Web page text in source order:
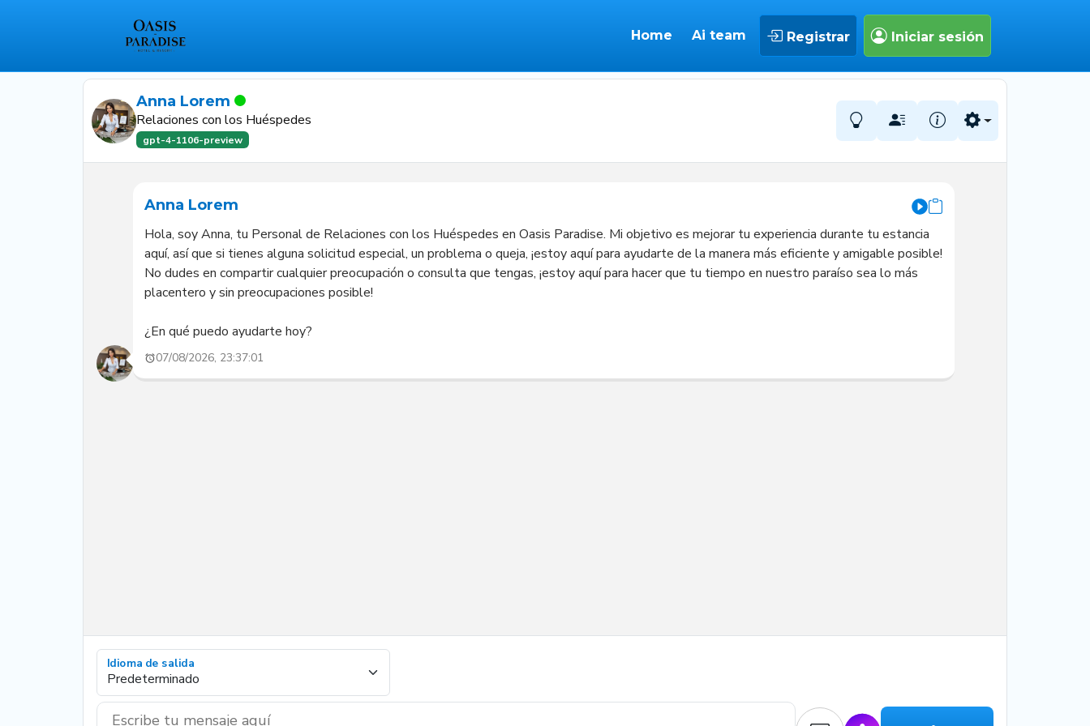
Home Ai team Registrar Iniciar sesión
Anna Lorem
Relaciones con los Huéspedes
gpt-4-1106-preview
Anna Lorem
Hola, soy Anna, tu Personal de Relaciones con los Huéspedes en Oasis Paradise. Mi objetivo es mejorar tu experiencia durante tu estancia
aquí, así que si tienes alguna solicitud especial, un problema o queja, ¡estoy aquí para ayudarte de la manera más eficiente y amigable posible!
No dudes en compartir cualquier preocupación o consulta que tengas, ¡estoy aquí para hacer que tu tiempo en nuestro paraíso sea lo más
placentero y sin preocupaciones posible!
¿En qué puedo ayudarte hoy?
07/08/2026, 23:37:01
Idioma de salida